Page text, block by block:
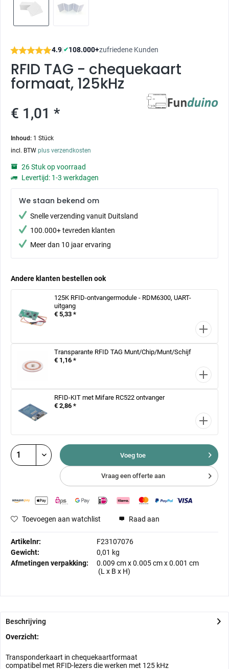
4.9|✔108.000+zufriedene Kunden
RFID TAG - chequekaart
formaat, 125kHz
€ 1,01 *
Inhoud: 1 Stück
incl. BTW plus verzendkosten
26 Stuk op voorraad
Levertijd: 1-3 werkdagen
We staan bekend om
Snelle verzending vanuit Duitsland
100.000+ tevreden klanten
Meer dan 10 jaar ervaring
Andere klanten bestellen ook
125K RFID-ontvangermodule - RDM6300, UART-
uitgang
€ 5,33 *
Transparante RFID TAG Munt/Chip/Munt/Schijf
€ 1,16 *
RFID-KIT met Mifare RC522 ontvanger
€ 2,86 *
Voeg toe
Vraag een offerte aan
Toevoegen aan watchlist Raad aan
Artikelnr:
F23107076
Gewicht:
0,01 kg
Afmetingen verpakking:
0.009 cmx0.005 cmx0.001 cm
(L x B x H)
Beschrijving
Overzicht:
Transponderkaart in chequekaartformaat
compatibel met RFID-lezers die werken met 125 kHz